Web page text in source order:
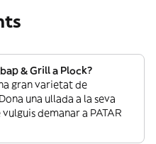
& Grill a Plock?
gran varietat de
una ullada a la seva
demanar a PATAR